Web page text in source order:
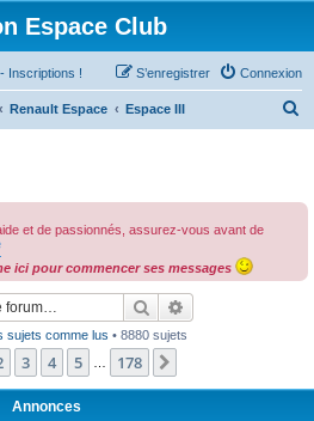
Espace Club
Inscriptions ! Connexion
S’enregistrer
Renault Espace Espace III
c
et de passionnés, assurez-vous avant de
ici pour commencer ses messages
Rechercher
sujets comme lus • 8880 sujets
178
3 4 5 178
Annonces